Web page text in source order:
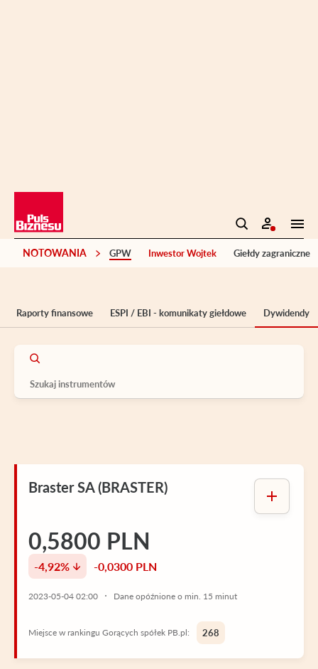
NOTOWANIA GPW Inwestor Wojtek Giełdy zagraniczne
Raporty finansowe ESPI / EBI - komunikaty giełdowe Dywidendy
Braster SA (BRASTER)
0,5800 PLN
-4,92% -0,0300 PLN
2023-05-04 02:00 Dane opóźnione o min. 15 minut
Miejsce w rankingu Gorących spółek PB.pl: 268